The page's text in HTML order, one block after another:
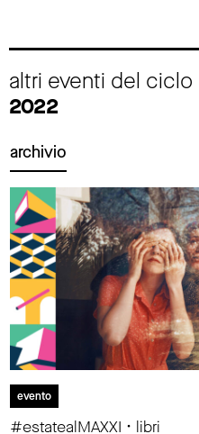
altri eventi del ciclo
2022
archivio
evento
#estatealMAXXI • libri